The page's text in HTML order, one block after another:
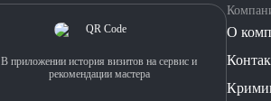
О
В приложении история визитов на сервис и
рекомендации мастера